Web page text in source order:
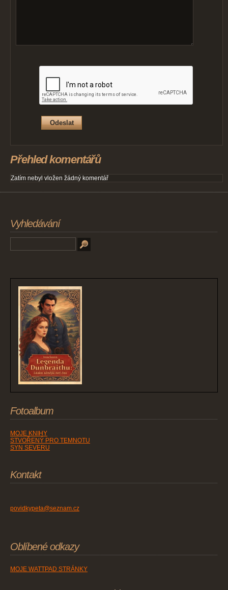
Přehled komentářů
Zatím nebyl vložen žádný komentář
Vyhledávání
Fotoalbum
MOJE KNIHY
STVOŘENÝ PRO TEMNOTU
SYN SEVERU
Kontakt
povidkypeta@seznam.cz
Oblíbené odkazy
MOJE WATTPAD STRÁNKY